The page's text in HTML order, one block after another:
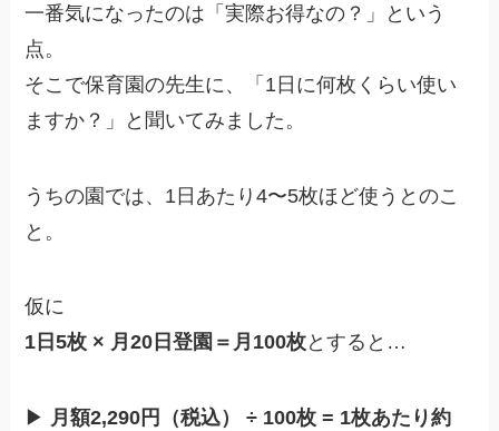
一番気になったのは「実際お得なの？」という
点。
そこで保育園の先生に、「1日に何枚くらい使い
ますか？」と聞いてみました。
うちの園では、1日あたり4〜5枚ほど使うとのこ
と。
仮に
1日5枚 × 月20日登園＝月100枚とすると…
▶ 月額2,290円（税込） ÷ 100枚 = 1枚あたり約